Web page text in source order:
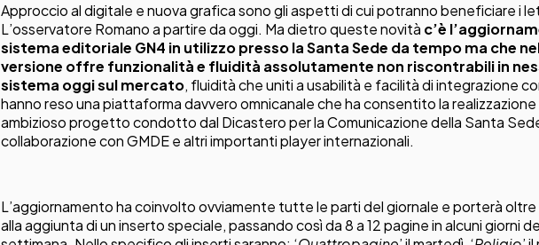
Approccio al digitale e nuova grafica sono gli aspetti di cui potranno beneficiare i
L’osservatore Romano a partire da oggi. Ma dietro queste novità c’è
sistema editoriale GN4 in utilizzo presso la Santa Sede da tempo ma che
versione offre funzionalità e fluidità assolutamente non riscontrabili in
sistema oggi sul mercato, fluidità che uniti a usabilità e facilità di integrazione
hanno reso una piattaforma davvero omnicanale che ha consentito la
ambizioso progetto condotto dal Dicastero per la Comunicazione della Santa
collaborazione con GMDE e altri importanti player internazionali.
L’aggiornamento ha coinvolto ovviamente tutte le parti del giornale e porterà
alla aggiunta di un inserto speciale, passando così da 8 a 12 pagine in alcuni giorni